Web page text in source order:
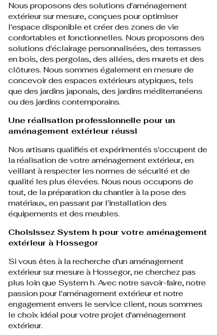
Nous proposons des solutions d'aménagement
extérieur sur mesure, conçues pour optimiser
l'espace disponible et créer des zones de vie
confortables et fonctionnelles. Nous proposons des
solutions d'éclairage personnalisées, des terrasses
en bois, des pergolas, des allées, des murets et des
clôtures. Nous sommes également en mesure de
concevoir des espaces extérieurs atypiques, tels
que des jardins japonais, des jardins méditerranéens
ou des jardins contemporains.
Une réalisation professionnelle pour un
aménagement extérieur réussi
Nos artisans qualifiés et expérimentés s'occupent de
la réalisation de votre aménagement extérieur, en
veillant à respecter les normes de sécurité et de
qualité les plus élevées. Nous nous occupons de
tout, de la préparation du chantier à la pose des
matériaux, en passant par l'installation des
équipements et des meubles.
Choisissez System h pour votre aménagement
extérieur à Hossegor
Si vous êtes à la recherche d'un aménagement
extérieur sur mesure à Hossegor, ne cherchez pas
plus loin que System h. Avec notre savoir-faire, notre
passion pour l'aménagement extérieur et notre
engagement envers le service client, nous sommes
le choix idéal pour votre projet d'aménagement
extérieur.